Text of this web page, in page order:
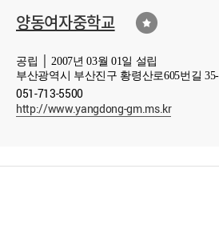
양동여자중학교
공립 │ 2007년 03월 01일 설립
부산광역시 부산진구 황령산로605번길
051-713-5500
http://www.yangdong-gm.ms.kr